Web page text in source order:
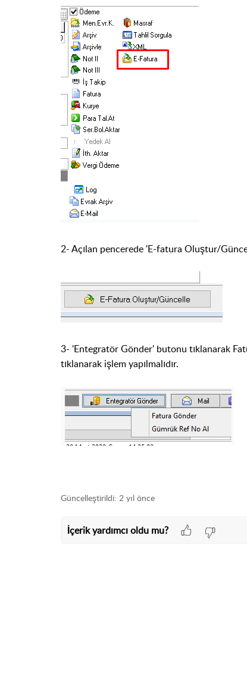
2- Açılan pencerede 'E-fatura Oluştur/
3- 'Entegratör Gönder' butonu tıklanarak
tıklanarak işlem yapılmalıdır.
Güncelleştirildi: 2 yıl önce
İçerik yardımcı oldu mu?